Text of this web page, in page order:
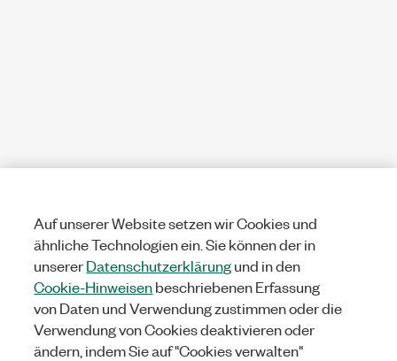
Auf unserer Website setzen wir Cookies und
ähnliche Technologien ein. Sie können der in
unsererDatenschutzerklärungund in den
Cookie-Hinweisenbeschriebenen Erfassung
von Daten und Verwendung zustimmen oder die
Verwendung von Cookies deaktivieren oder
ändern, indem Sie auf "Cookies verwalten"